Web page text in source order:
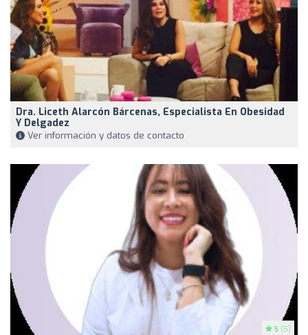
Dra. Liceth Alarcón Bárcenas, Especialista En Obesidad
Y Delgadez
Ver información y datos de contacto
5 (5)